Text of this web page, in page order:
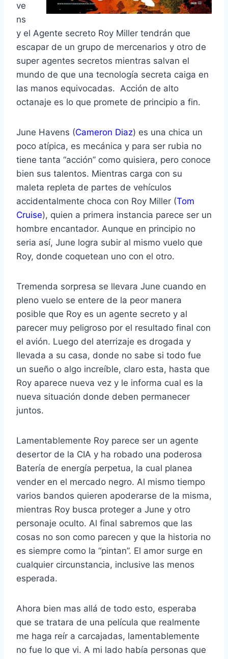
ve
ns
y el Agente secreto Roy Miller tendrán que
escapar de un grupo de mercenarios y otro de
super agentes secretos mientras salvan el
mundo de que una tecnología secreta caiga en
las manos equivocadas. Acción de alto
octanaje es lo que promete de principio a fin.
June Havens (Cameron Diaz) es una chica un
poco atípica, es mecánica y para ser rubia no
tiene tanta “acción” como quisiera, pero conoce
bien sus talentos. Mientras carga con su
maleta repleta de partes de vehículos
accidentalmente choca con Roy Miller (Tom
Cruise), quien a primera instancia parece ser un
hombre encantador. Aunque en principio no
seria así, June logra subir al mismo vuelo que
Roy, donde coquetean uno con el otro.
Tremenda sorpresa se llevara June cuando en
pleno vuelo se entere de la peor manera
posible que Roy es un agente secreto y al
parecer muy peligroso por el resultado final con
el avión. Luego del aterrizaje es drogada y
llevada a su casa, donde no sabe si todo fue
un sueño o algo increíble, claro esta, hasta que
Roy aparece nueva vez y le informa cual es la
nueva situación donde deben permanecer
juntos.
Lamentablemente Roy parece ser un agente
desertor de la CIA y ha robado una poderosa
Batería de energía perpetua, la cual planea
vender en el mercado negro. Al mismo tiempo
varios bandos quieren apoderarse de la misma,
mientras Roy busca proteger a June y otro
personaje oculto. Al final sabremos que las
cosas no son como parecen y que la historia no
es siempre como la “pintan”. El amor surge en
cualquier circunstancia, inclusive las menos
esperada.
Ahora bien mas allá de todo esto, esperaba
que se tratara de una película que realmente
me haga reír a carcajadas, lamentablemente
no fue lo que vi. A mi lado había personas que